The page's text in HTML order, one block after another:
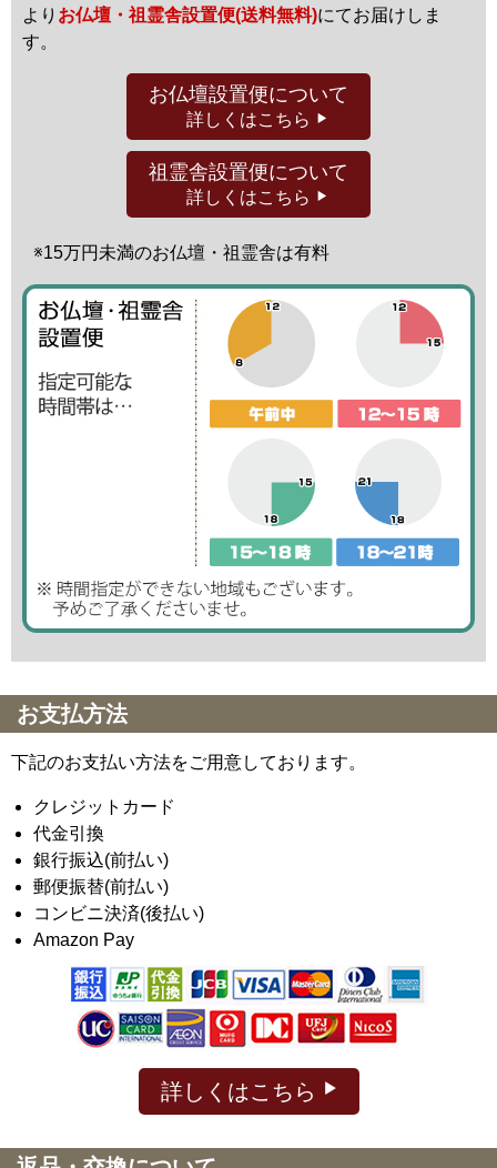
より お仏壇・祖霊舎設置便(送料無料)にてお届けしま
す。
お仏壇設置便について
詳しくはこちら
祖霊舎設置便について
詳しくはこちら
※15万円未満のお仏壇・祖霊舎は有料
お支払方法
下記のお支払い方法をご用意しております。
クレジットカード
代金引換
銀行振込(前払い)
郵便振替(前払い)
コンビニ決済(後払い)
Amazon Pay
詳しくはこちら